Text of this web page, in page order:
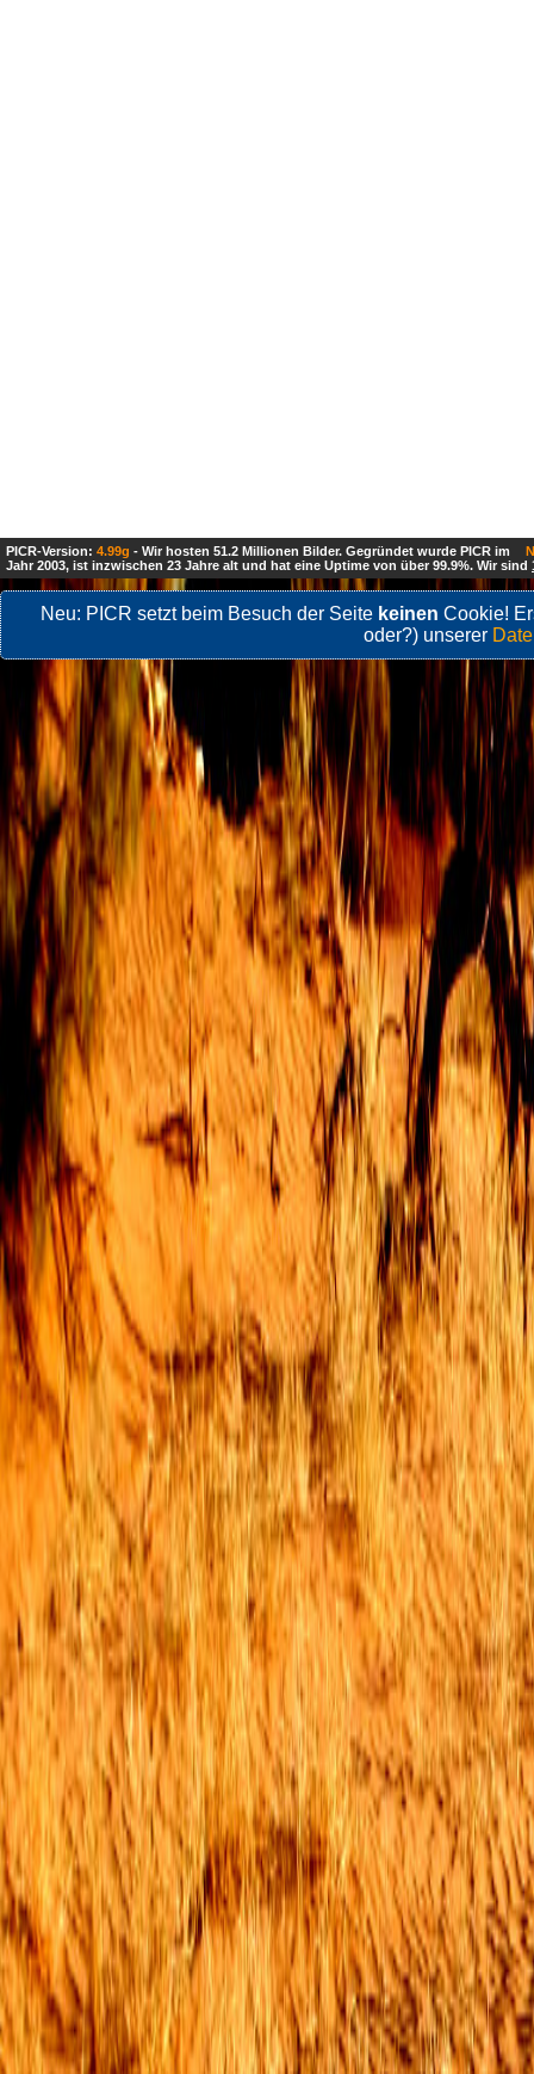
PICR-Version: 4.99g - Wir hosten 51.2 Millionen Bilder. Gegründet wurde PICR im
Jahr 2003, ist inzwischen 23 Jahre alt und hat eine Uptime von über 99.9%. Wir sind
Neu: PICR setzt beim Besuch der Seite keinen Cookie!
oder?) unserer